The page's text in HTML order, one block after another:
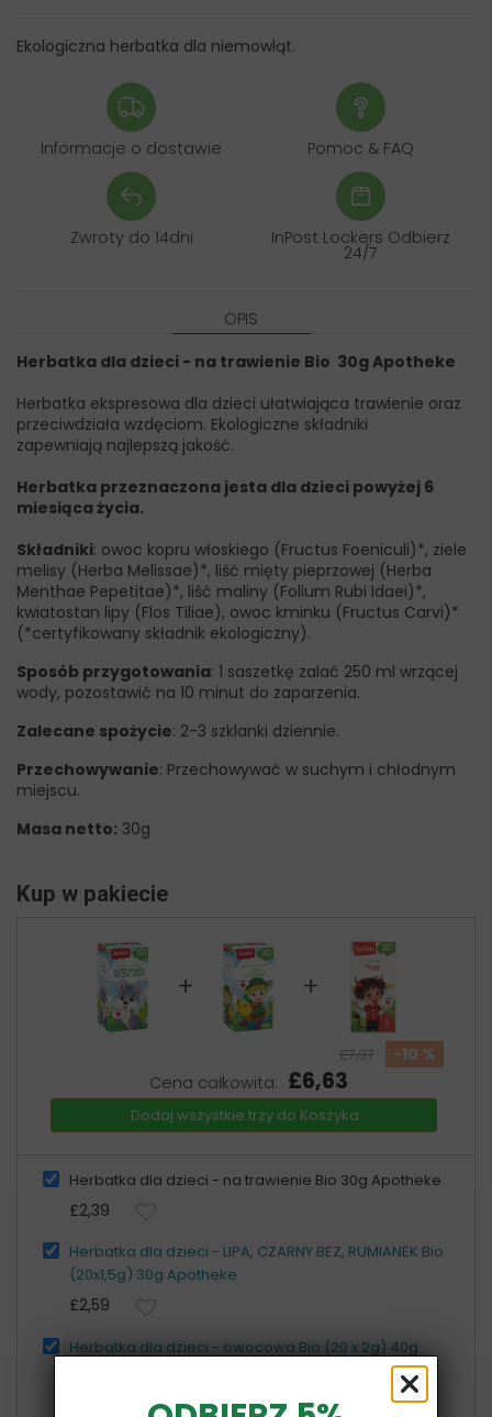
Ekologiczna herbatka dla niemowląt.
Informacje o dostawie Pomoc & FAQ
Zwroty do 14dni InPost Lockers Odbierz
24/7
OPIS
Herbatka dla dzieci - na trawienie Bio 30g Apotheke
Herbatka ekspresowa dla dzieci ułatwiająca trawienie oraz
przeciwdziała wzdęciom. Ekologiczne składniki
zapewniają najlepszą jakość.
Herbatka przeznaczona jesta dla dzieci powyżej 6
miesiąca życia.
Składniki: owoc kopru włoskiego (Fructus Foeniculi)*, ziele
melisy (Herba Melissae)*, liść mięty pieprzowej (Herba
Menthae Pepetitae)*, liść maliny (Folium Rubi Idaei)*,
kwiatostan lipy (Flos Tiliae), owoc kminku (Fructus Carvi)*
(*certyfikowany składnik ekologiczny).
Sposób przygotowania: 1 saszetkę zalać 250 ml wrzącej
wody, pozostawić na 10 minut do zaparzenia.
Zalecane spożycie: 2-3 szklanki dziennie.
Przechowywanie: Przechowywać w suchym i chłodnym
miejscu.
Masa netto: 30g
Kup w pakiecie
+ +
£7,37
-10 %
Cena całkowita: £6,63
Dodaj wszystkie trzy do Koszyka
Herbatka dla dzieci - na trawienie Bio 30g Apotheke
£2,39
Herbatka dla dzieci - LIPA, CZARNY BEZ, RUMIANEK Bio
(20x1,5g) 30g Apotheke
£2,59
Herbatka dla dzieci - owocowa Bio (20 x 2g) 40g